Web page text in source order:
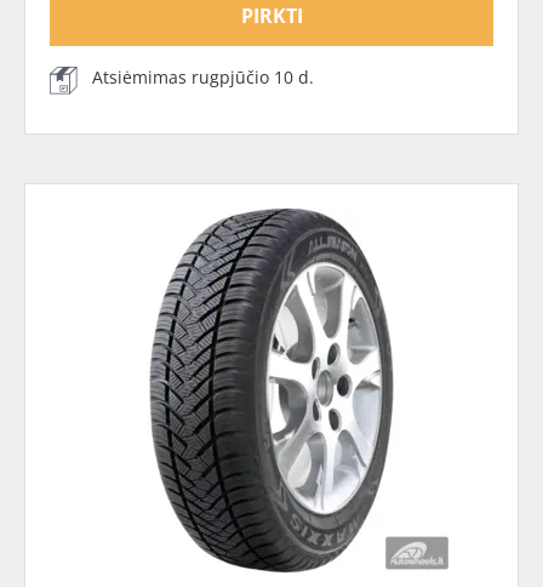
PIRKTI
Atsiėmimas rugpjūčio 10 d.